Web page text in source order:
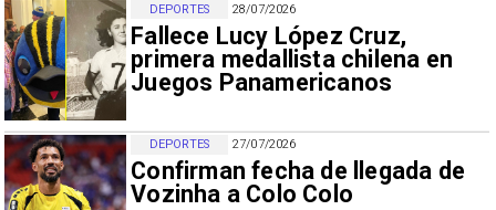
28/07/2026
Fallece Lucy López Cruz,
primera medallista chilena en
Juegos Panamericanos
DEPORTES
27/07/2026
Confirman fecha de llegada de
Vozinha a Colo Colo
DEPORTES